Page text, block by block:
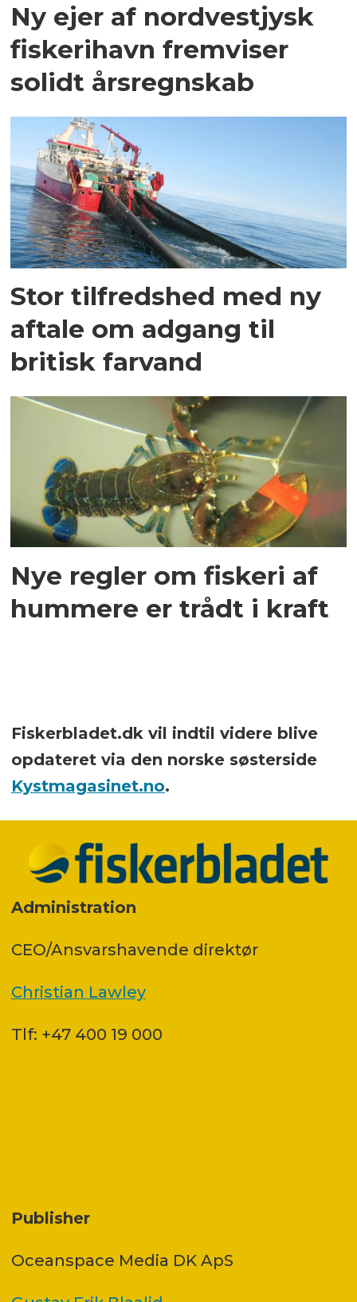
Ny ejer af nordvestjysk
fiskerihavn fremviser
solidt årsregnskab
Stor tilfredshed med ny
aftale om adgang til
britisk farvand
Nye regler om fiskeri af
hummere er trådt i kraft
Fiskerbladet.dk vil indtil videre blive
opdateret via den norske søsterside
Kystmagasinet.no.
Administration
CEO/Ansvarshavende direktør
Christian Lawley
Tlf: +47 400 19 000
Publisher
Oceanspace Media DK ApS